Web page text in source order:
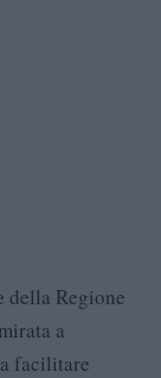
della Regione
a
facilitare